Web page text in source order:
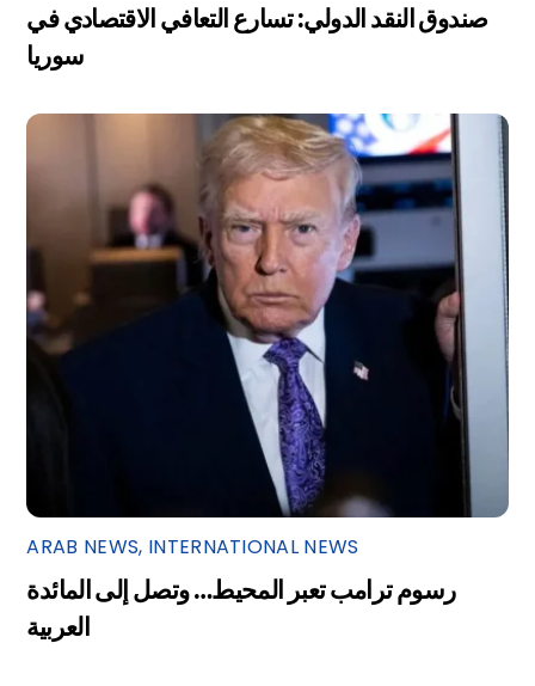
صندوق النقد الدولي: تسارع التعافي الاقتصادي في
سوريا
ARAB NEWS, INTERNATIONAL NEWS
رسوم ترامب تعبر المحيط… وتصل إلى المائدة
العربية